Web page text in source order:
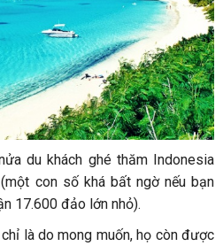
du khách ghé thăm Indonesia
con số khá bất ngờ nếu bạn
17.600 đảo lớn nhỏ).
là do mong muốn, họ còn được